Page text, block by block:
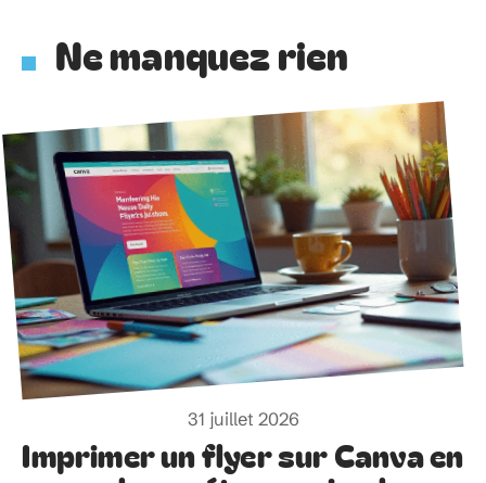
portefeuille d’actions.
Le CAC 40 ne cessera jamais de fasciner, ni
d’alimenter le débat sur la meilleure façon
d’investir. Mais derrière chaque chiffre, il y a des
choix stratégiques, des convictions, et l’envie de
faire rimer rendement et long terme.
Ne manquez rien